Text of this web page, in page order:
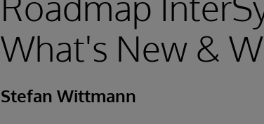
What's New &
Stefan Wittmann